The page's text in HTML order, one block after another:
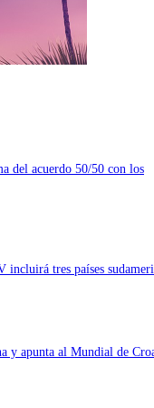
del acuerdo 50/50 con los
tres países
y apunta al Mundial de